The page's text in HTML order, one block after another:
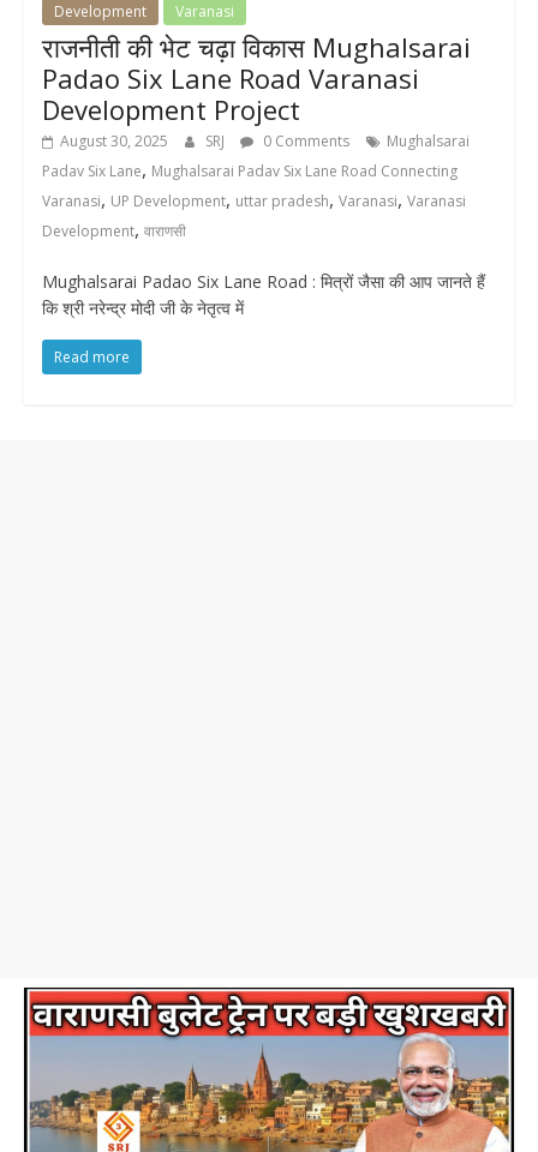
Development Varanasi
राजनीती की भेट चढ़ा विकास Mughalsarai
Padao Six Lane Road Varanasi
Development Project
August 30, 2025 SRJ 0 Comments
Mughalsarai
Padav Six Lane, Mughalsarai Padav Six Lane Road Connecting
Varanasi, UP Development, uttar pradesh, Varanasi, Varanasi
Development, वाराणसी
Mughalsarai Padao Six Lane Road : मित्रों जैसा की आप जानते हैं
कि श्री नरेन्द्र मोदी जी के नेतृत्व में
Read more